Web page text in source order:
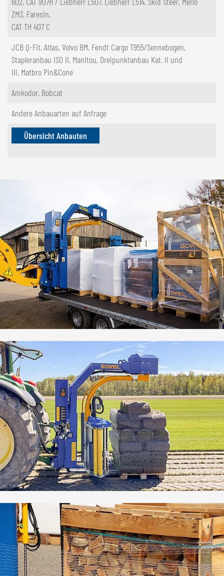
ZM3, Faresin,
CAT TH 407 C
JCB Q-Fit, Atlas, Volvo BM, Fendt Cargo T955/Sennebogen,
Stapleranbau ISO II, Manitou, Dreipunktanbau Kat. II und
III, Matbro Pin&Cone
Amkodor, Bobcat
Andere Anbauarten auf Anfrage
Übersicht Anbauten